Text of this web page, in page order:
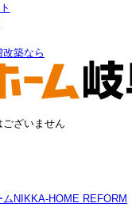
築なら
ざいません
ム NIKKA-HOME REFORM